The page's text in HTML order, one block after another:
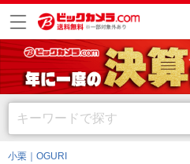
小栗｜OGURI